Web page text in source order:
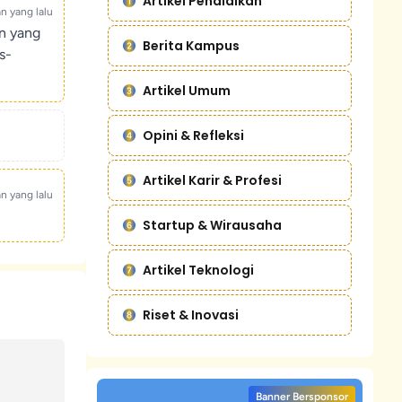
yang lalu
yang
yang lalu
Berita Kampus
Artikel Umum
Opini & Refleksi
Artikel Karir & Profesi
Startup & Wirausaha
Artikel Teknologi
Riset & Inovasi
Banner Bersponsor